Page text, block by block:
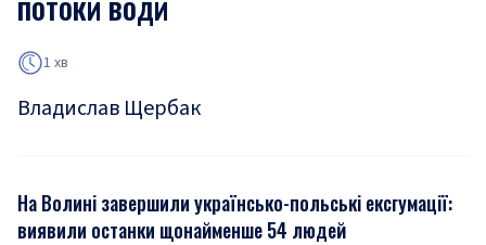
1 хв
Владислав Щербак
На Волині завершили українсько-польські ексгумації:
виявили останки щонайменше 54 людей